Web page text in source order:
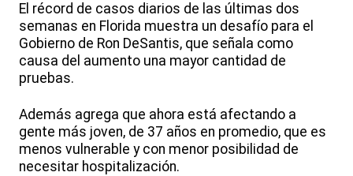
El récord de casos diarios de las últimas dos
semanas en Florida muestra un desafío para el
Gobierno de Ron DeSantis, que señala como
causa del aumento una mayor cantidad de
pruebas.
Además agrega que ahora está afectando a
gente más joven, de 37 años en promedio, que es
menos vulnerable y con menor posibilidad de
necesitar hospitalización.